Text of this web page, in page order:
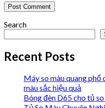
Search
Recent Posts
Máy so màu quang
màu sắc hiệu quả
Bóng đèn D65 cho tủ